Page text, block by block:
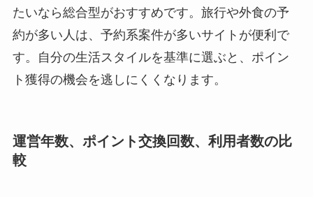
たいなら総合型がおすすめです。旅行や外食の予
約が多い人は、予約系案件が多いサイトが便利で
す。自分の生活スタイルを基準に選ぶと、ポイン
ト獲得の機会を逃しにくくなります。
運営年数、ポイント交換回数、利用者数の比
較